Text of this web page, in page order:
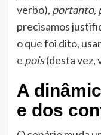
verbo), portanto,
precisamos
o que foi dito,
e pois(desta vez,
A
e dos